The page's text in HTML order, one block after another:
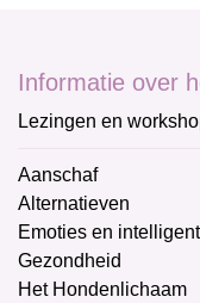
Informatie over
Lezingen en
Aanschaf
Alternatieven
Emoties en
Gezondheid
Het Hondenlichaam